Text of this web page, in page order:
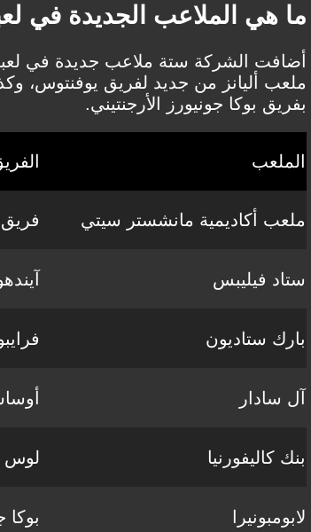
ما هي الملاعب الجديدة في لعبة
ملعب أليانز من جديد لفريق يوفنتوس،
بفريق بوكا جونيورز الأرجنتيني.
الملعب
ملعب أكاديمية مانشستر سيتي
ستاد فيليبس
بارك ستاديون
آل سادار
بنك كاليفورنيا لوس
لابومبونيرا بوكا